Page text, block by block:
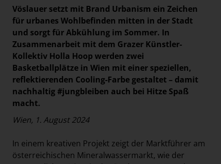
Vöslauer
NMK
MEDIA
KONTAKT
Vöslauer setzt mit Brand Urbanism ein Zeichen
für urbanes Wohlbefinden mitten in der Stadt
und sorgt für Abkühlung im Sommer. In
Zusammenarbeit mit dem Grazer Künstler-
Kollektiv Holla Hoop werden zwei
Basketballplätze in Wien mit einer speziellen,
reflektierenden Cooling-Farbe gestaltet – damit
nachhaltig #jungbleiben auch bei Hitze Spaß
macht.
Wien, 1. August 2024
In einem kreativen Projekt zeigt der Marktführer am
österreichischen Mineralwassermarkt, wie der